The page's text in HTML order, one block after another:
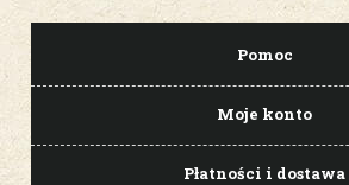
Pomoc
Moje konto
Płatności i dostawa